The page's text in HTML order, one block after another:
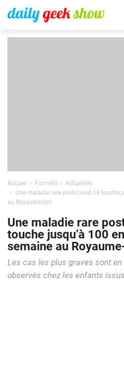
Accueil Formats
Actualités
Une maladie rare post-Covid-19 touche
au Royaume-Uni
Une maladie rare
touche jusqu’à 100
semaine au
Les cas les plus graves sont
observés chez les enfants